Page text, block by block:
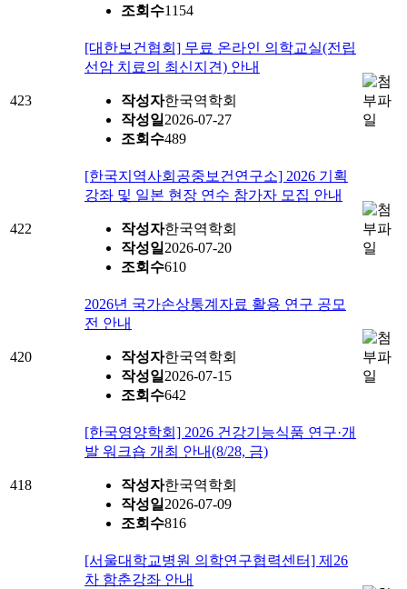
조회수1154
423
[대한보건협회] 무료 온라인 의학교실(전립
선암 치료의 최신지견) 안내
작성자한국역학회
작성일 2026-07-27
조회수489
422
[한국지역사회공중보건연구소] 2026 기획
강좌 및 일본 현장 연수 참가자 모집 안내
작성자한국역학회
작성일 2026-07-20
조회수610
420
2026년 국가손상통계자료 활용 연구 공모
전 안내
작성자한국역학회
작성일 2026-07-15
조회수642
418
[한국영양학회] 2026 건강기능식품 연구·개
발 워크숍 개최 안내(8/28, 금)
작성자한국역학회
작성일 2026-07-09
조회수816
[서울대학교병원 의학연구협력센터] 제26
차 함춘강좌 안내